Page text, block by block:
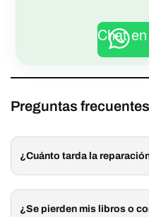
Chat
Preguntas frecuentes
¿Cuánto tarda la
¿Se pierden mis libros o